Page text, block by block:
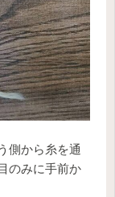
側から糸を通
のみに手前か